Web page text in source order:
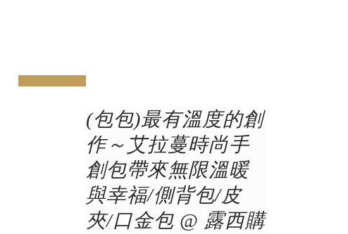
prev next
(包包)最有溫度的創
作～艾拉蔓時尚手
創包帶來無限溫暖
與幸福/側背包/皮
夾/口金包 @ 露西購